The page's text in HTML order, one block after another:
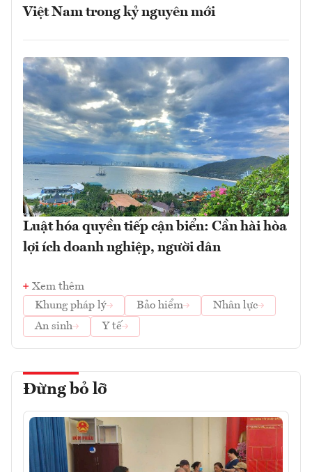
Việt Nam trong kỷ nguyên mới
Luật hóa quyền tiếp cận biển: Cần hài hòa
lợi ích doanh nghiệp, người dân
Xem thêm
Khung pháp lý
Bảo hiểm
Nhân lực
An sinh
Y tế
Đừng bỏ lỡ